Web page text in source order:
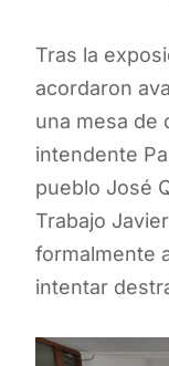
Tras la
acordaron
una mesa de
intendente
pueblo José
Trabajo
formalmente
intentar